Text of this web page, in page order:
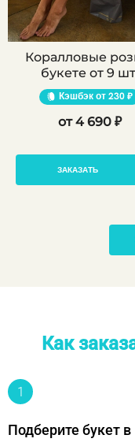
Коралловые
букете от 9
Кэшбэк 230 ₽
4 690 ₽
ЗАКАЗАТЬ
Как
1
Подберите букет в